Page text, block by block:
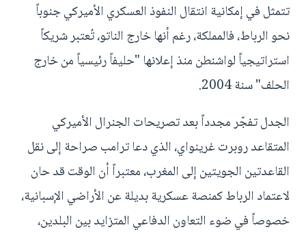
تتمثل في إمكانية انتقال النفوذ العسكري الأميركي جنوباً
نحو الرباط، فالمملكة، رغم أنها خارج الناتو، تُعتبر شريكاً
استراتيجياً لواشنطن منذ إعلانها "حليفاً رئيسياً من خارج
الحلف" سنة 2004.
الجدل تفجّر مجدداً بعد تصريحات الجنرال الأميركي
المتقاعد روبرت غرينواي، الذي دعا ترامب صراحة إلى نقل
القاعدتين الجويتين إلى المغرب، معتبراً أن الوقت قد حان
لاعتماد الرباط كمنصة عسكرية بديلة عن الأراضي الإسبانية،
خصوصاً في ضوء التعاون الدفاعي المتزايد بين البلدين،